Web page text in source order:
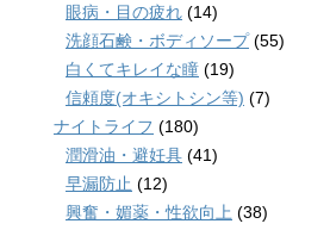
眼病・目の疲れ (14)
洗顔石鹸・ボディソープ(55)
白くてキレイな瞳 (19)
信頼度(オキシトシン等) (7)
ナイトライフ (180)
潤滑油・避妊具 (41)
早漏防止 (12)
興奮・媚薬・性欲向上 (38)